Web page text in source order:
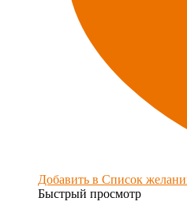
Добавить в Список
Быстрый просмотр